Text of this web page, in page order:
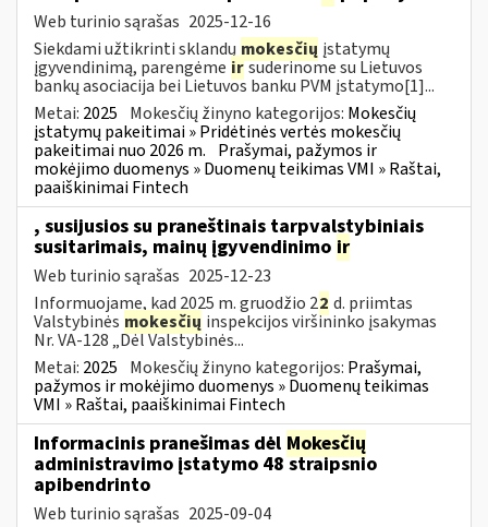
Web turinio sąrašas 2025-12-16
Siekdami užtikrinti sklandų mokesčių įstatymų
įgyvendinimą, parengėme irsuderinome su Lietuvos
bankų asociacija bei Lietuvos banku PVM įstatymo[1]...
Metai: 2025 Mokesčių žinyno kategorijos: Mokesčių
įstatymų pakeitimai » Pridėtinės vertės mokesčių
pakeitimai nuo 2026 m. Prašymai, pažymos ir
mokėjimo duomenys » Duomenų teikimas VMI » Raštai,
paaiškinimai Fintech
, susijusios su praneštinais tarpvalstybiniais
susitarimais, mainų įgyvendinimo ir
Web turinio sąrašas 2025-12-23
Informuojame, kad 2025 m. gruodžio 22 d. priimtas
Valstybinės mokesčių inspekcijos viršininko įsakymas
Nr. VA-128 „Dėl Valstybinės...
Metai: 2025 Mokesčių žinyno kategorijos: Prašymai,
pažymos ir mokėjimo duomenys » Duomenų teikimas
VMI » Raštai, paaiškinimai Fintech
Informacinis pranešimas dėl Mokesčių
administravimo įstatymo 48 straipsnio
apibendrinto
Web turinio sąrašas 2025-09-04